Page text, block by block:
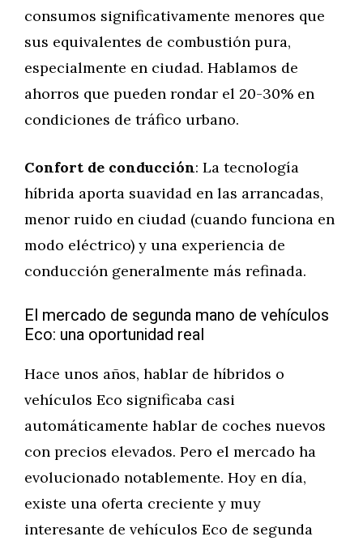
consumos significativamente menores que
sus equivalentes de combustión pura,
especialmente en ciudad. Hablamos de
ahorros que pueden rondar el 20-30% en
condiciones de tráfico urbano.
Confort de conducción: La tecnología
híbrida aporta suavidad en las arrancadas,
menor ruido en ciudad (cuando funciona en
modo eléctrico) y una experiencia de
conducción generalmente más refinada.
El mercado de segunda mano de vehículos
Eco: una oportunidad real
Hace unos años, hablar de híbridos o
vehículos Eco significaba casi
automáticamente hablar de coches nuevos
con precios elevados. Pero el mercado ha
evolucionado notablemente. Hoy en día,
existe una oferta creciente y muy
interesante de vehículos Eco de segunda